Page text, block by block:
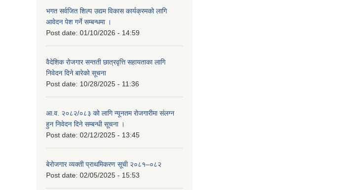
भगत सर्वजित शिल्प उद्यम विकास कार्यक्रमको लागि
आवेदन पेश गर्ने सम्बन्धमा ।
Post date: 01/10/2026 - 14:59
वैदेशिक रोजगार सन्तती छात्रवृत्ति सहायताका लागि
निवेदन दिने बारेको सूचना
Post date: 10/28/2025 - 11:36
आ.व. २०८२/०८३ को लागि न्यूनतम रोजगारीमा संलग्न
हुन निवेदन दिने सम्बन्धी सूचना ।
Post date: 02/12/2025 - 13:45
बेरोजगार व्यक्ती प्राथमिकरण सूची २०८१–०८२
Post date: 02/05/2025 - 15:53